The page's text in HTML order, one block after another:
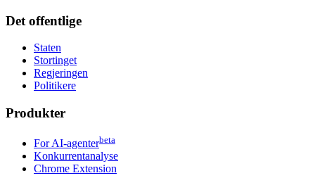
Det offentlige
Staten
Stortinget
Regjeringen
Politikere
Produkter
For AI-agenterbeta
Konkurrentanalyse
Chrome Extension